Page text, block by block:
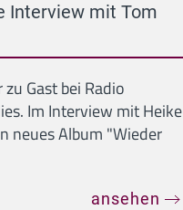
Interview mit Tom
Gast bei Radio
Im Interview mit Heike
neues Album "Wieder
ansehen